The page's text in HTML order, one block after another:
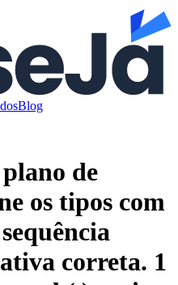
Blog
de
os tipos com
correta. 1